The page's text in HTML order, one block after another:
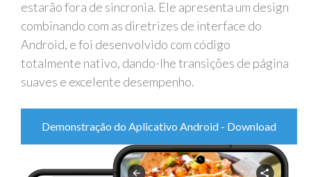
estarão fora de sincronia. Ele apresenta um design
combinando com as diretrizes de interface do
Android, e foi desenvolvido com código
totalmente nativo, dando-lhe transições de página
suaves e excelente desempenho.
Demonstração do Aplicativo Android - Download